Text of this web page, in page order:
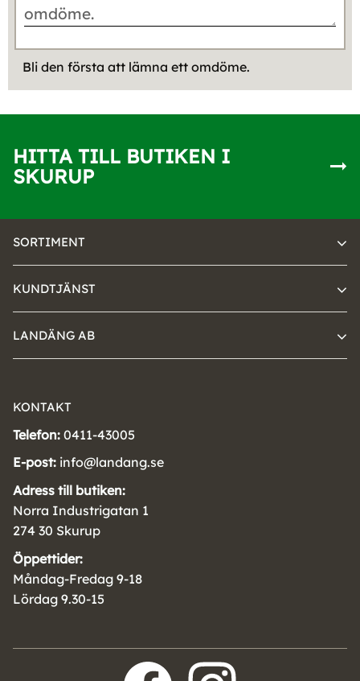
Bli den första att lämna ett omdöme.
HITTA TILL BUTIKEN I
SKURUP
SORTIMENT
KUNDTJÄNST
LANDÄNG AB
KONTAKT
Telefon: 0411-43005
E-post: info@landang.se
Adress till butiken:
Norra Industrigatan 1
274 30 Skurup
Öppettider:
Måndag-Fredag 9-18
Lördag 9.30-15